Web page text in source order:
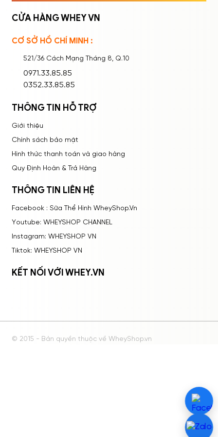
Ghi nhớ mật khẩu
CỬA HÀNG WHEY VN
CƠ SỞ HỒ CHÍ MINH :
521/36 Cách Mạng Tháng 8, Q.10
0971.33.85.85
0352.33.85.85
THÔNG TIN HỖ TRỢ
Giới thiệu
Chính sách bảo mật
Hình thức thanh toán và giao hàng
Quy Định Hoàn & Trả Hàng
THÔNG TIN LIÊN HỆ
Facebook : Sữa Thể Hình WheyShop.Vn
Youtube: WHEYSHOP CHANNEL
Instagram: WHEYSHOP VN
Tiktok: WHEYSHOP VN
KẾT NỐI VỚI WHEY.VN
© 2015 - Bản quyền thuộc về WheyShop.vn